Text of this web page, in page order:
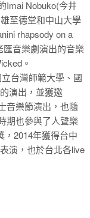
Imai Nobuko(今井
至德堂和中山大學
rhapsody on a
匯音樂劇演出的音樂
。
台灣師範大學、國
演出，並獲邀
音樂節演出，也隨
期也參與了人聲樂
，2014年獲得台中
演，也於台北各live